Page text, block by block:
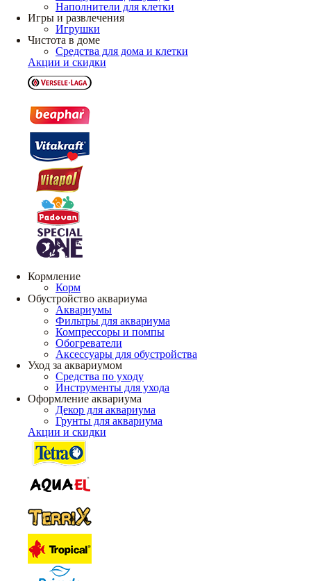
Наполнители для клетки
Игры и развлечения
Игрушки
Чистота в доме
Средства для дома и клетки
Акции и скидки
Кормление
Корм
Обустройство аквариума
Аквариумы
Фильтры для аквариума
Компрессоры и помпы
Обогреватели
Аксессуары для обустройства
Уход за аквариумом
Средства по уходу
Инструменты для ухода
Оформление аквариума
Декор для аквариума
Грунты для аквариума
Акции и скидки